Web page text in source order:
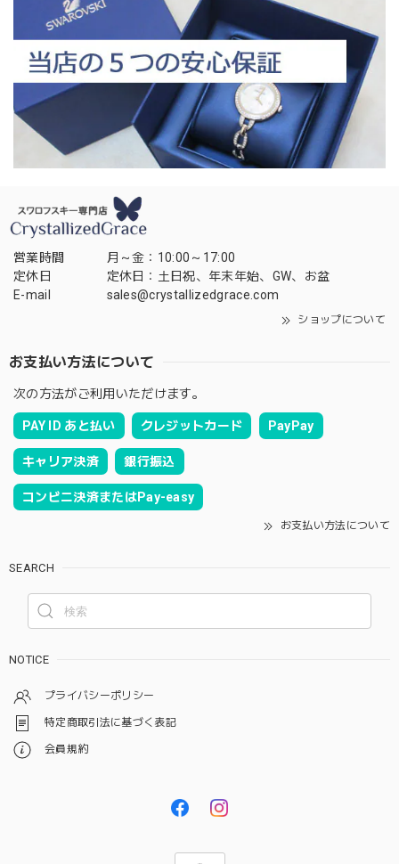
営業時間
月～金：10:00～17:00
定休日
定休日：土日祝、年末年始、GW、お盆
E-mail
sales@crystallizedgrace.com
ショップについて
お支払い方法について
次の方法がご利用いただけます。
PAY ID あと払い クレジットカード PayPay
キャリア決済 銀行振込
コンビニ決済またはPay-easy
お支払い方法について
SEARCH
NOTICE
プライバシーポリシー
特定商取引法に基づく表記
会員規約